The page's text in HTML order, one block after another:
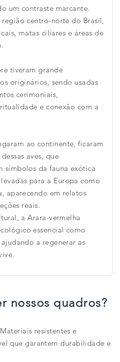
um contraste marcante.
centro-norte do Brasil,
matas ciliares e áreas de
tiveram grande
originários, sendo usadas
cerimoniais,
e conexão com a
ao continente, ficaram
aves, que
símbolos da fauna exótica
para a Europa como
aparecendo em relatos
reais.
a Arara-vermelha
essencial como
a regenerar as
nossos quadros?
Materiais resistentes e
que garantem durabilidade e